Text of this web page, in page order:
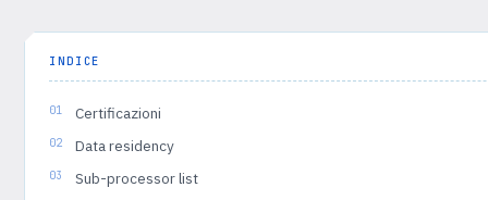
INDICE
Certificazioni
Data residency
Sub-processor list